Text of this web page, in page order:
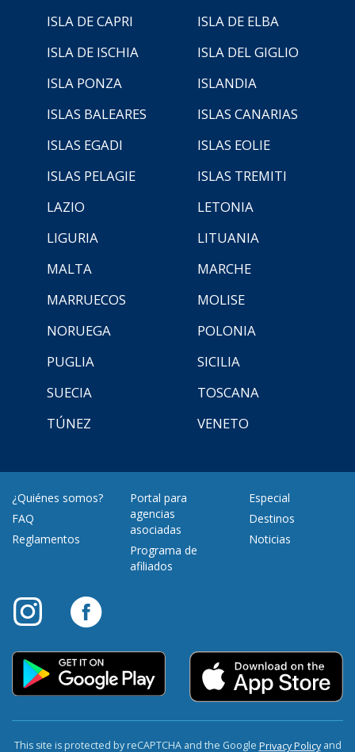
ISLA DE CAPRI
ISLA DE ELBA
ISLA DE ISCHIA
ISLA DEL GIGLIO
ISLA PONZA
ISLANDIA
ISLAS BALEARES
ISLAS CANARIAS
ISLAS EGADI
ISLAS EOLIE
ISLAS PELAGIE
ISLAS TREMITI
LAZIO
LETONIA
LIGURIA
LITUANIA
MALTA
MARCHE
MARRUECOS
MOLISE
NORUEGA
POLONIA
PUGLIA
SICILIA
SUECIA
TOSCANA
TÚNEZ
VENETO
¿Quiénes somos?
FAQ
Reglamentos
Portal para
agencias
asociadas
Programa de
afiliados
Especial
Destinos
Noticias
This site is protected by reCAPTCHA and the Google Privacy Policyand